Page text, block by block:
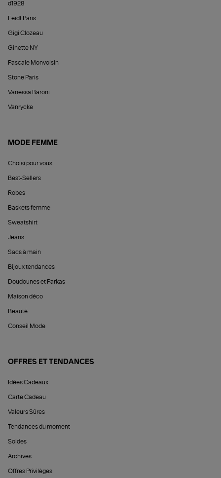
d1928
Feidt Paris
Gigi Clozeau
Ginette NY
Pascale Monvoisin
Stone Paris
Vanessa Baroni
Vanrycke
MODE FEMME
Choisi pour vous
Best-Sellers
Robes
Baskets femme
Sweatshirt
Jeans
Sacs à main
Bijoux tendances
Doudounes et Parkas
Maison déco
Beauté
Conseil Mode
OFFRES ET TENDANCES
Idées Cadeaux
Carte Cadeau
Valeurs Sûres
Tendances du moment
Soldes
Archives
Offres Privilèges